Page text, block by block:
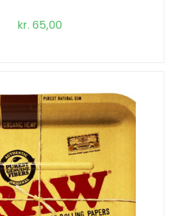
kr.65,00